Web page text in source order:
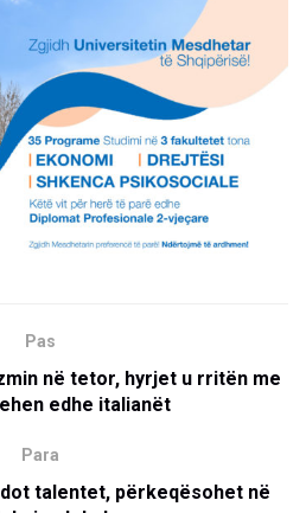
Pas
në tetor, hyrjet u rritën me
edhe italianët
Para
talentet, përkeqësohet në